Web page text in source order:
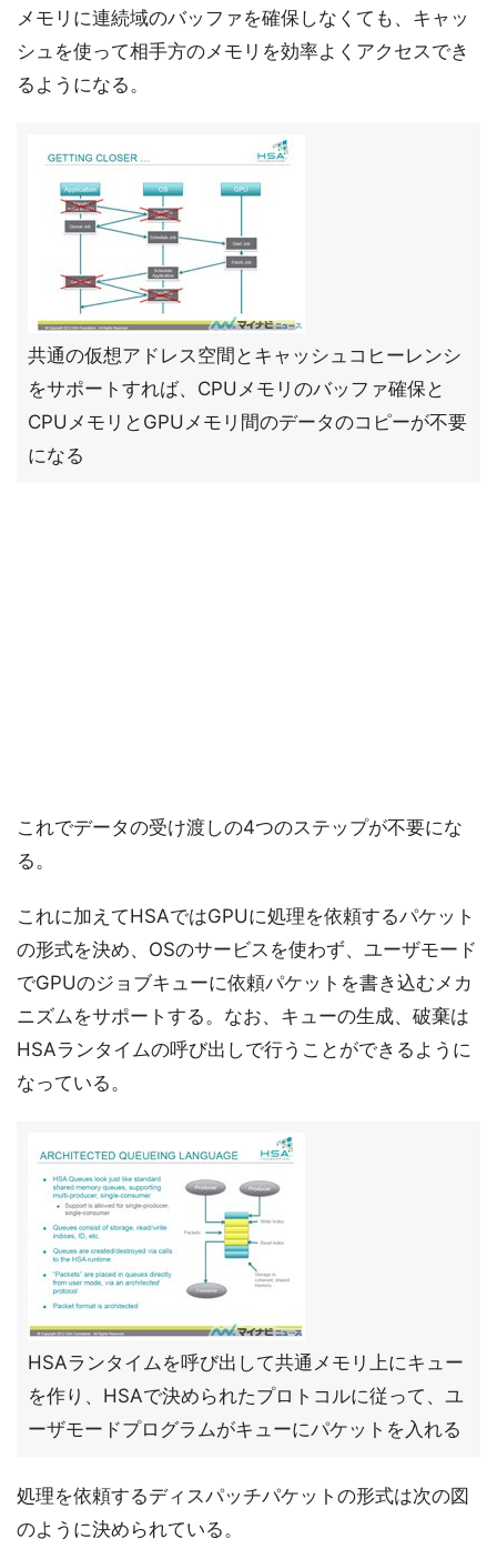
メモリに連続域のバッファを確保しなくても、キャッ
シュを使って相手方のメモリを効率よくアクセスでき
るようになる。
共通の仮想アドレス空間とキャッシュコヒーレンシ
をサポートすれば、CPUメモリのバッファ確保と
CPUメモリとGPUメモリ間のデータのコピーが不要
になる
これでデータの受け渡しの4つのステップが不要にな
る。
これに加えてHSAではGPUに処理を依頼するパケット
の形式を決め、OSのサービスを使わず、ユーザモード
でGPUのジョブキューに依頼パケットを書き込むメカ
ニズムをサポートする。なお、キューの生成、破棄は
HSAランタイムの呼び出しで行うことができるように
なっている。
HSAランタイムを呼び出して共通メモリ上にキュー
を作り、HSAで決められたプロトコルに従って、ユ
ーザモードプログラムがキューにパケットを入れる
処理を依頼するディスパッチパケットの形式は次の図
のように決められている。